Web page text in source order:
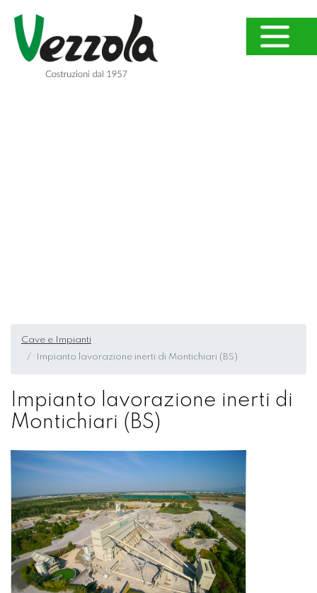
Cave e Impianti
Impianto lavorazione inerti di Montichiari (BS)
Impianto lavorazione inerti di
Montichiari (BS)